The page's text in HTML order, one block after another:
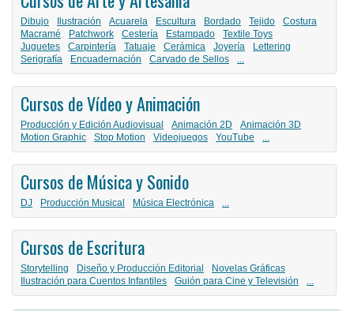
Dibujo Ilustración Acuarela Escultura Bordado Tejido
Costura
Macramé
Patchwork Cestería Estampado
Textile Toys
Juguetes
Carpintería Tatuaje Cerámica Joyería
Lettering
Serigrafía
Encuadernación Carvado de Sellos ...
Cursos de Vídeo y Animación
Producción y Edición Audiovisual Animación 2D
Animación 3D
Motion Graphic
Stop Motion Videojuegos YouTube ...
Cursos de Música y Sonido
DJ Producción Musical Música Electrónica ...
Cursos de Escritura
Storytelling Diseño y Producción Editorial
Novelas Gráficas
Ilustración para Cuentos Infantiles
Guión para Cine y Televisión ...